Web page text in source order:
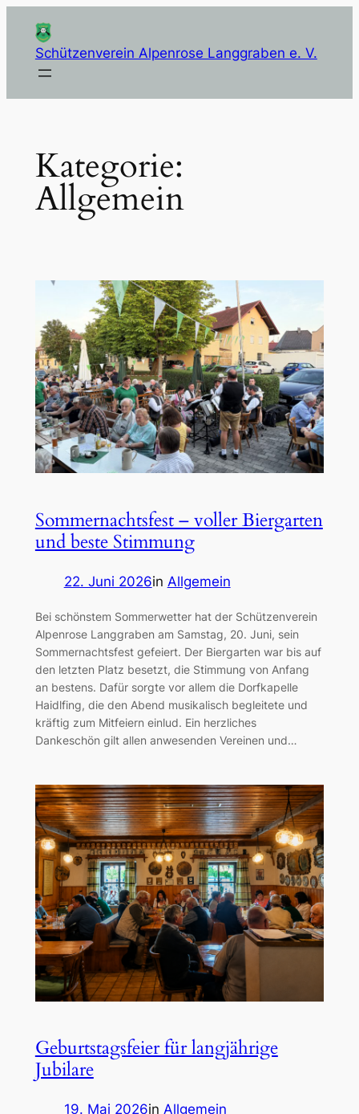
Inhalt
springenSchützenverein Alpenrose Langgraben e. V.
Kategorie:
Allgemein
Sommernachtsfest – voller Biergarten
und beste Stimmung
22. Juni 2026in Allgemein
Bei schönstem Sommerwetter hat der Schützenverein
Alpenrose Langgraben am Samstag, 20. Juni, sein
Sommernachtsfest gefeiert. Der Biergarten war bis auf
den letzten Platz besetzt, die Stimmung von Anfang
an bestens. Dafür sorgte vor allem die Dorfkapelle
Haidlfing, die den Abend musikalisch begleitete und
kräftig zum Mitfeiern einlud. Ein herzliches
Dankeschön gilt allen anwesenden Vereinen und…
Geburtstagsfeier für langjährige
Jubilare
19. Mai 2026in Allgemein